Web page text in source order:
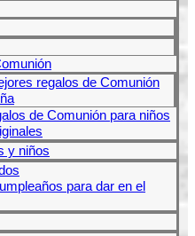
regalos de Comunión
de Comunión para niños
y niños
para dar en el